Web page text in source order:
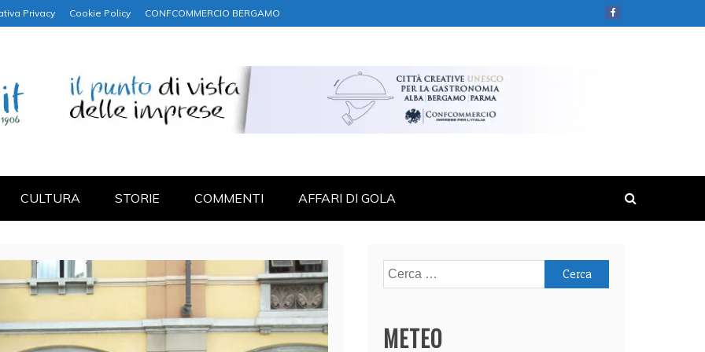
Privacy Cookie Policy CONFCOMMERCIO BERGAMO
CULTURA STORIE COMMENTI AFFARI DI GOLA
Ricerca
per:
METEO